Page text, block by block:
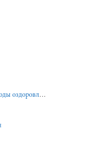
и омоложения